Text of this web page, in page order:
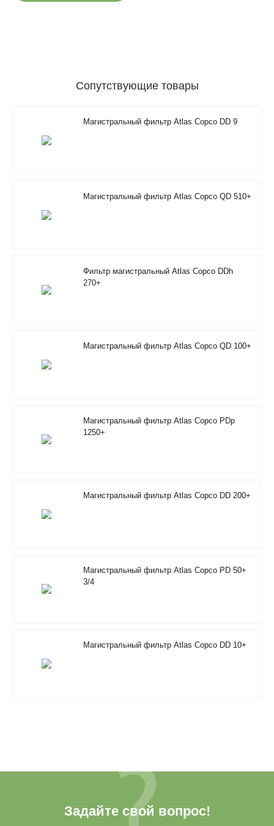
Сопутствующие товары
Магистральный фильтр Atlas Copco DD 9
Магистральный фильтр Atlas Copco QD 510+
Фильтр магистральный Atlas Copco DDh
270+
Магистральный фильтр Atlas Copco QD 100+
Магистральный фильтр Atlas Copco PDp
1250+
Магистральный фильтр Atlas Copco DD 200+
Магистральный фильтр Atlas Copco PD 50+
3/4
Магистральный фильтр Atlas Copco DD 10+
Задайте свой вопрос!